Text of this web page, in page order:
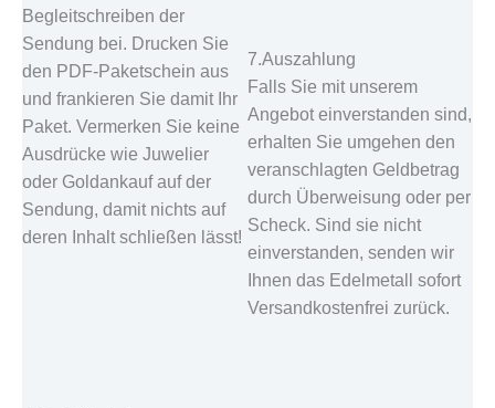
Begleitschreiben der
Sendung bei. Drucken Sie
den PDF-Paketschein aus
und frankieren Sie damit Ihr
Paket. Vermerken Sie keine
Ausdrücke wie Juwelier
oder Goldankauf auf der
Sendung, damit nichts auf
deren Inhalt schließen lässt!
7.Auszahlung
Falls Sie mit unserem
Angebot einverstanden sind,
erhalten Sie umgehen den
veranschlagten Geldbetrag
durch Überweisung oder per
Scheck. Sind sie nicht
einverstanden, senden wir
Ihnen das Edelmetall sofort
Versandkostenfrei zurück.